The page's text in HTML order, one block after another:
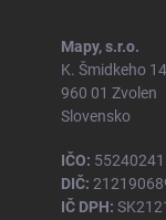
Mapy, s.r.o.
K. Šmidkeho
960 01 Zvolen
Slovensko
IČO: 55240241
DIČ:
IČ DPH: